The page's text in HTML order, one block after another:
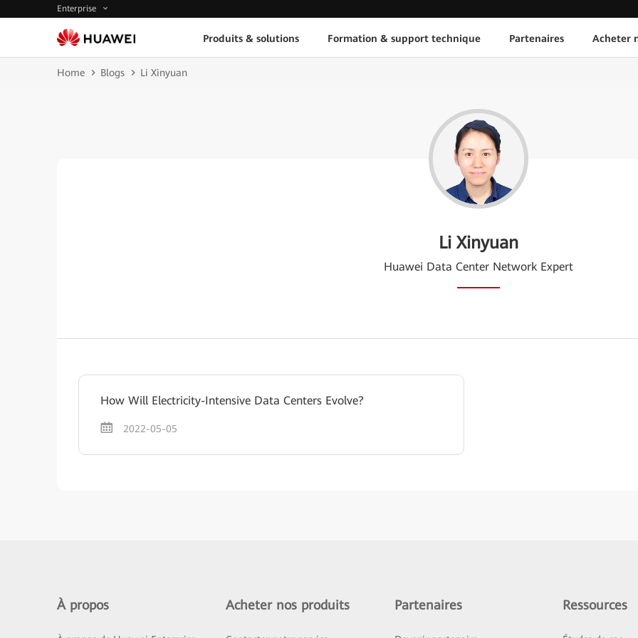
Enterprise
Produits & solutions Formation & support technique Partenaires Acheter
Home Blogs Li Xinyuan
Li Xinyuan
Huawei Data Center Network Expert
How Will Electricity-Intensive Data Centers Evolve?
2022-05-05
À propos Acheter nos produits Partenaires Ressources